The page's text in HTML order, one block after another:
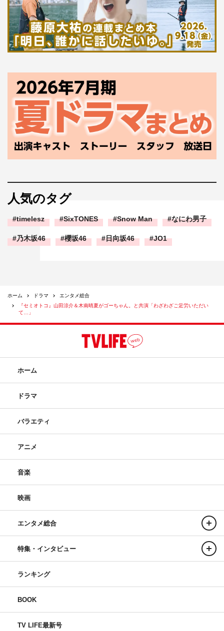
人気のタグ
timelesz SixTONES Snow Man なにわ男子
乃木坂46 櫻坂46 日向坂46 JO1
ホーム ドラマ
エンタメ総合
『セミオトコ』山田涼介＆木南晴夏がゴーちゃん。と共演「わざわざご足労いただい
て…」
ホーム
ドラマ
バラエティ
アニメ
音楽
映画
エンタメ総合
特集・インタビュー
ランキング
BOOK
TV LIFE最新号